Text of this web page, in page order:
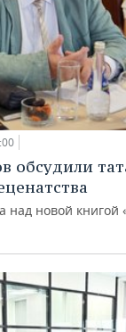
обсудили
над новой